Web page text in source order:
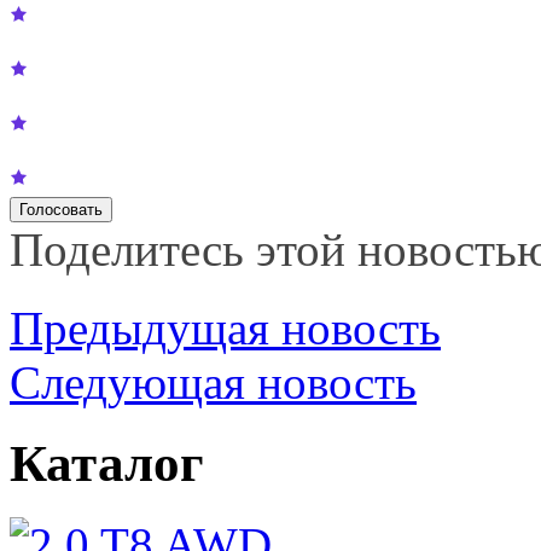
Поделитесь этой
Предыдущая новость
Следующая новость
Каталог